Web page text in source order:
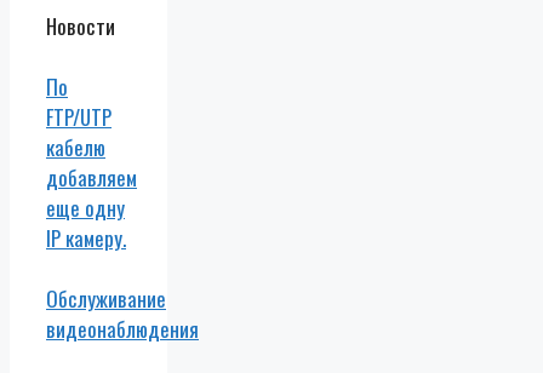
Новости
По
FTP/UTP
кабелю
добавляем
еще одну
IP камеру.
Обслуживание
видеонаблюдения